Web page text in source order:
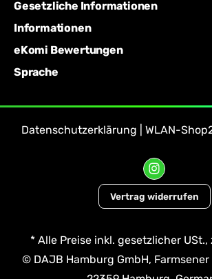
Gesetzliche Informationen
Informationen
eKomi Bewertungen
Sprache
Datenschutzerklärung | WLAN-
Vertrag widerrufen
*Alle Preise inkl. gesetzlicher USt.,
© DAJB Hamburg GmbH,